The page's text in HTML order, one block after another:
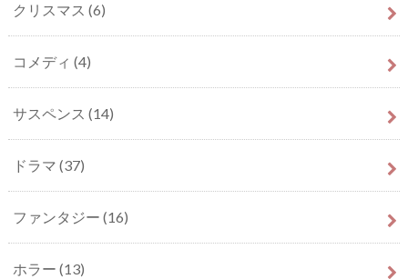
クリスマス (6)
コメディ (4)
サスペンス (14)
ドラマ (37)
ファンタジー (16)
ホラー (13)